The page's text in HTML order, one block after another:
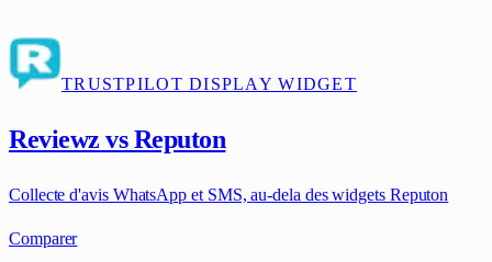
TRUSTPILOT DISPLAY WIDGET
Reviewz vs Reputon
Collecte d'avis WhatsApp et SMS, au-dela des widgets Reputon
Comparer